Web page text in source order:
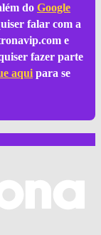
do Google
falar com a
e
fazer parte
aqui para se